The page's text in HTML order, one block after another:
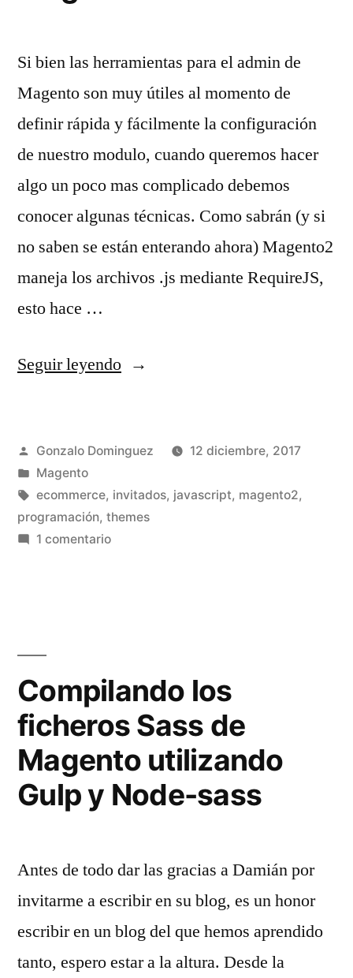
Si bien las herramientas para el admin de
Magento son muy útiles al momento de
definir rápida y fácilmente la configuración
de nuestro modulo, cuando queremos hacer
algo un poco mas complicado debemos
conocer algunas técnicas. Como sabrán (y si
no saben se están enterando ahora) Magento2
maneja los archivos .js mediante RequireJS,
esto hace …
Seguir leyendo«Cómo
propio
archivo
Javascript
Publicado
por
Gonzalo Dominguez
12 diciembre, 2017
Publicado
en
Magento
Etiquetas:
ecommerce, invitados, javascript, magento2,
programación, themes
1 comentarioen
en
Magento2
Compilando los
ficheros Sass de
Magento utilizando
Gulp y Node-sass
Antes de todo dar las gracias a Damián por
invitarme a escribir en su blog, es un honor
escribir en un blog del que hemos aprendido
tanto, espero estar a la altura. Desde la